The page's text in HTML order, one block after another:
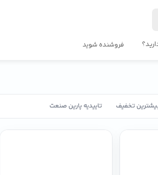
فروشنده شوید
تخفیف تاییدیه پارین صنعت